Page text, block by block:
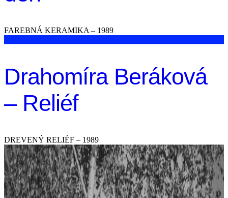
FAREBNÁ KERAMIKA – 1989
Drahomíra Beráková
– Reliéf
DREVENÝ RELIÉF – 1989